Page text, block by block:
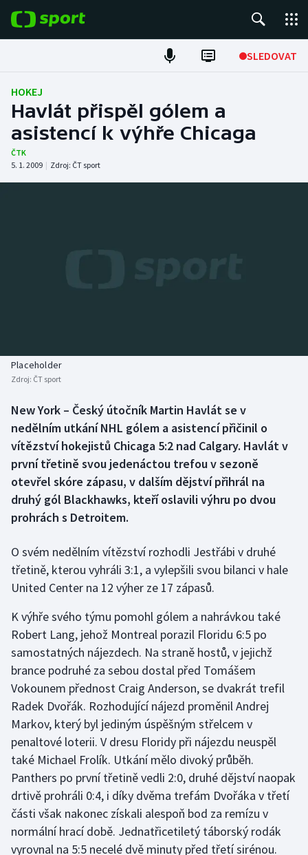
SLEDOVAT
Fotbal
Hokej
Tenis
Atletika
Biatlon
Boby a skeleton
Box
Curling
Dostihy
Florbal
Futsal
Golf
Gymnastika
Házená
Jezdectví
Judo
Krasobruslení
Lezení
Lyže a snowboard
Aplikace ČT sport
AZ kvíz
HOKEJ
Havlát přispěl gólem a
asistencí k výhře Chicaga
ČTK
5. 1. 2009 | Zdroj: ČT sport
Placeholder
Zdroj: ČT sport
New York – Český útočník Martin Havlát se v
nedělním utkání NHL gólem a asistencí přičinil o
vítězství hokejistů Chicaga 5:2 nad Calgary. Havlát v
první třetině svou jedenáctou trefou v sezoně
otevřel skóre zápasu, v dalším dějství přihrál na
druhý gól Blackhawks, kteří oslavili výhru po dvou
prohrách s Detroitem.
O svém nedělním vítězství rozhodli Jestřábi v druhé
třetině, kterou vyhráli 3:1, a vylepšili svou bilanci v hale
United Center na 12 výher ze 17 zápasů.
K výhře svého týmu pomohl gólem a nahrávkou také
Robert Lang, jehož Montreal porazil Floridu 6:5 po
samostatných nájezdech. Na straně hostů, v jejichž
brance podruhé za sebou dostal před Tomášem
Vokounem přednost Craig Anderson, se dvakrát trefil
Radek Dvořák. Rozhodující nájezd proměnil Andrej
Markov, který byl jediným úspěšným střelcem v
penaltové loterii. V dresu Floridy při nájezdu neuspěl
také Michael Frolík. Utkání mělo divoký průběh.
Panthers po první třetině vedli 2:0, druhé dějství naopak
drtivě prohráli 0:4, i díky dvěma trefám Dvořáka v třetí
části však nakonec získali alespoň bod za remízu v
normální hrací době. Jednatřicetiletý táborský rodák
vyrovnal na 5:5 necelé dvě minuty před třetí sirénou.